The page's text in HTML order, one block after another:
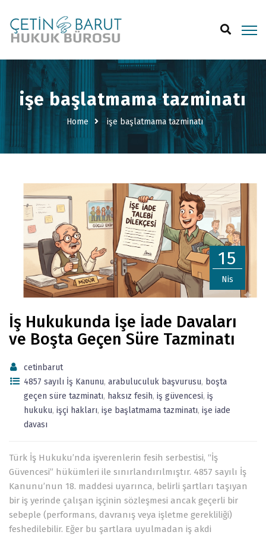
işe başlatmama tazminatı
Home işe başlatmama tazminatı
15
Nis
İş Hukukunda İşe İade Davaları
ve Boşta Geçen Süre Tazminatı
cetinbarut
4857 sayılı İş Kanunu, arabuluculuk başvurusu, boşta
geçen süre tazminatı, haksız fesih, iş güvencesi, iş
hukuku, işçi hakları, işe başlatmama tazminatı, işe iade
davası
Türk İş Hukuku’nda işverenlerin fesih serbestisi, “İş
Güvencesi” hükümleri ile sınırlandırılmıştır. 4857 sayılı İş
Kanunu’nun 18. maddesi uyarınca, belirli şartları taşıyan
bir iş yerinde çalışan işçinin sözleşmesi ancak geçerli bir
sebeple (performans, davranış veya işletme gerekliliği)
feshedilebilir. Eğer bu şartlara uyulmadan iş akdi